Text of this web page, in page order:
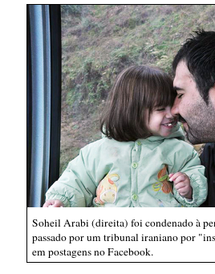
Soheil Arabi (direita) foi condenado à
passado por um tribunal iraniano por
em postagens no Facebook.